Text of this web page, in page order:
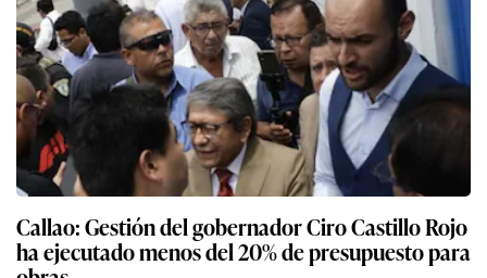
Callao: Gestión del gobernador Ciro Castillo Rojo
ha ejecutado menos del 20% de presupuesto para